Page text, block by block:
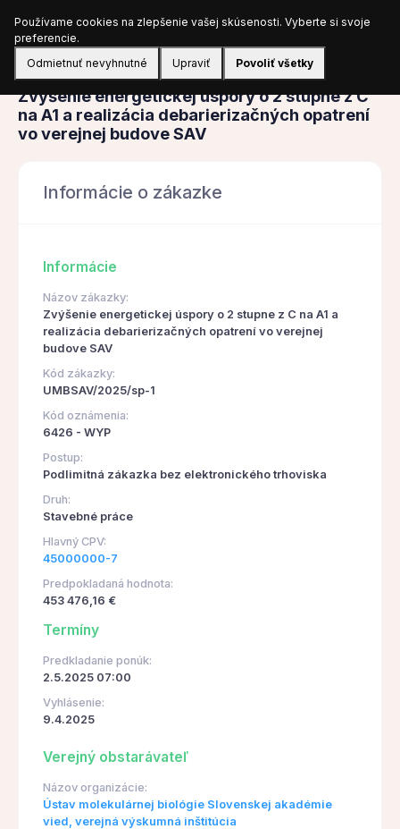
Prihlásiť sa
Obstarávanie
Zvýšenie energetickej úspory o 2 stupne z C
na A1 a realizácia debarierizačných opatrení
vo verejnej budove SAV
Informácie o zákazke
Informácie
Názov zákazky:
Zvýšenie energetickej úspory o 2 stupne z C na A1 a
realizácia debarierizačných opatrení vo verejnej
budove SAV
Kód zákazky:
UMBSAV/2025/sp-1
Kód oznámenia:
6426 - WYP
Postup:
Podlimitná zákazka bez elektronického trhoviska
Druh:
Stavebné práce
Hlavný CPV:
45000000-7
Predpokladaná hodnota:
453 476,16 €
Termíny
Predkladanie ponúk:
2.5.2025 07:00
Vyhlásenie:
9.4.2025
Verejný obstarávateľ
Názov organizácie:
Ústav molekulárnej biológie Slovenskej akadémie
vied, verejná výskumná inštitúcia
Používame cookies na zlepšenie vašej skúsenosti. Vyberte si svoje
preferencie.
Odmietnuť nevyhnutné
Upraviť Povoliť všetky